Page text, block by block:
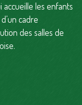
accueille les enfants
cadre
des salles de